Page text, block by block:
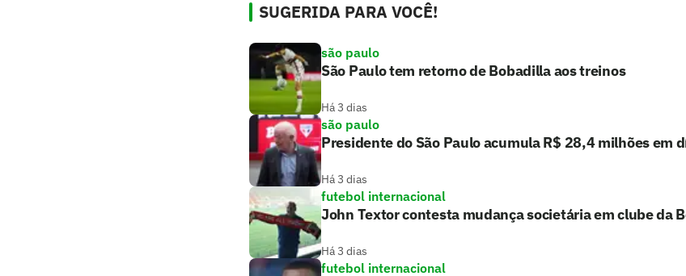
SUGERIDA PARA VOCÊ!
são paulo
São Paulo tem retorno de Bobadilla aos treinos
Há 3 dias
são paulo
Presidente do São Paulo acumula R$ 28,4 milhões em
Há 3 dias
futebol internacional
John Textor contesta mudança societária em clube da
Há 3 dias
futebol internacional